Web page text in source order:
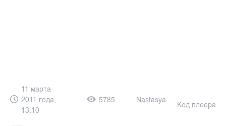
11 марта
2011 года,
13:10
5785 Nastasya
Код плеера